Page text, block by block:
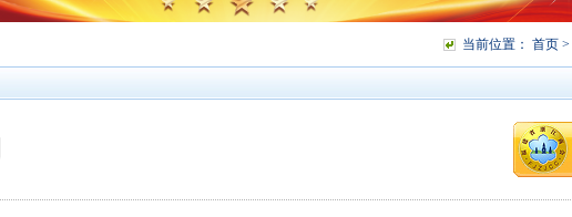
当前位置： 首页 >